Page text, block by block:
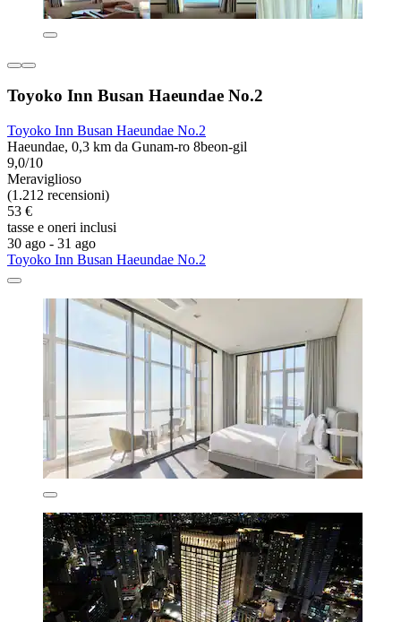
Toyoko Inn Busan Haeundae No.2
Toyoko Inn Busan Haeundae No.2
Haeundae, 0,3 km da Gunam-ro 8beon-gil
9,0/10
Meraviglioso
(1.212 recensioni)
53 €
tasse e oneri inclusi
30 ago - 31 ago
Toyoko Inn Busan Haeundae No.2